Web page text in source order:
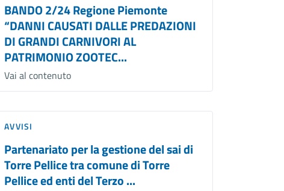
BANDO 2/24 Regione Piemonte
“DANNI CAUSATI DALLE PREDAZIONI
DI GRANDI CARNIVORI AL
PATRIMONIO ZOOTEC...
Vai al contenuto
AVVISI
Partenariato per la gestione del sai di
Torre Pellice tra comune di Torre
Pellice ed enti del Terzo ...